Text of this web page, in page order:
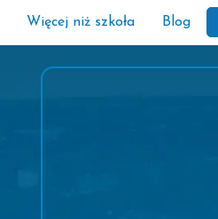
Więcej niż szkoła Blog